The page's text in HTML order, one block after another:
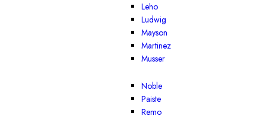
Leho
Ludwig
Mayson
Martinez
Musser
Noble
Paiste
Remo